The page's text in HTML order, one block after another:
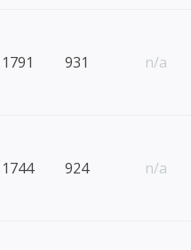
1791 931 n/a
1744 924 n/a